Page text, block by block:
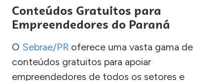
Conteúdos Gratuitos para
Empreendedores do Paraná
O Sebrae/PR oferece uma vasta gama de
conteúdos gratuitos para apoiar
empreendedores de todos os setores e